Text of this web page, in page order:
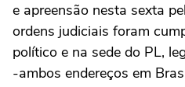
e apreensão nesta sexta
ordens judiciais foram
político e na sede do PL,
-ambos endereços em